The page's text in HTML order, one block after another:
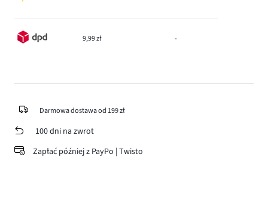
9,99 zł -
Darmowa dostawa od 199 zł
100 dni na zwrot
Zapłać później z PayPo | Twisto